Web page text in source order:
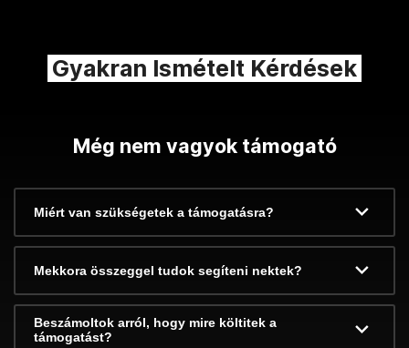
Gyakran Ismételt Kérdések
Még nem vagyok támogató
Miért van szükségetek a támogatásra?
Mekkora összeggel tudok segíteni nektek?
Beszámoltok arról, hogy mire költitek a
támogatást?